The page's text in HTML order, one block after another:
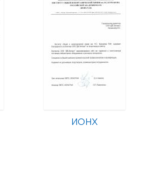
ИОНХ